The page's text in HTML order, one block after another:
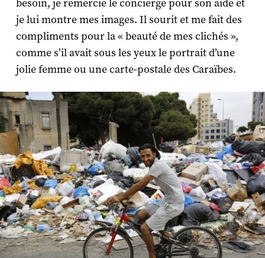
besoin, je remercie le concierge pour son aide et
je lui montre mes images. Il sourit et me fait des
compliments pour la « beauté de mes clichés »,
comme s’il avait sous les yeux le portrait d’une
jolie femme ou une carte-postale des Caraïbes.